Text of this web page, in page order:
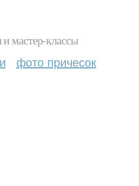
мастер-классы
фото причесок